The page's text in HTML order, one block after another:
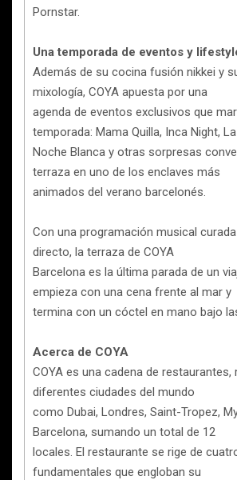
Pornstar.
Una temporada de eventos y
Además de su cocina fusión nikkei y
mixología, COYA apuesta por una
agenda de eventos exclusivos que
temporada: Mama Quilla, Inca Night, La
Noche Blanca y otras sorpresas
terraza en uno de los enclaves más
animados del verano barcelonés.
Con una programación musical
directo, la terraza de COYA
Barcelona es la última parada de un
empieza con una cena frente al mar y
termina con un cóctel en mano bajo
Acerca de COYA
COYA es una cadena de restaurantes,
diferentes ciudades del mundo
como Dubai, Londres, Saint-Tropez,
Barcelona, sumando un total de 12
locales. El restaurante se rige de
fundamentales que engloban su